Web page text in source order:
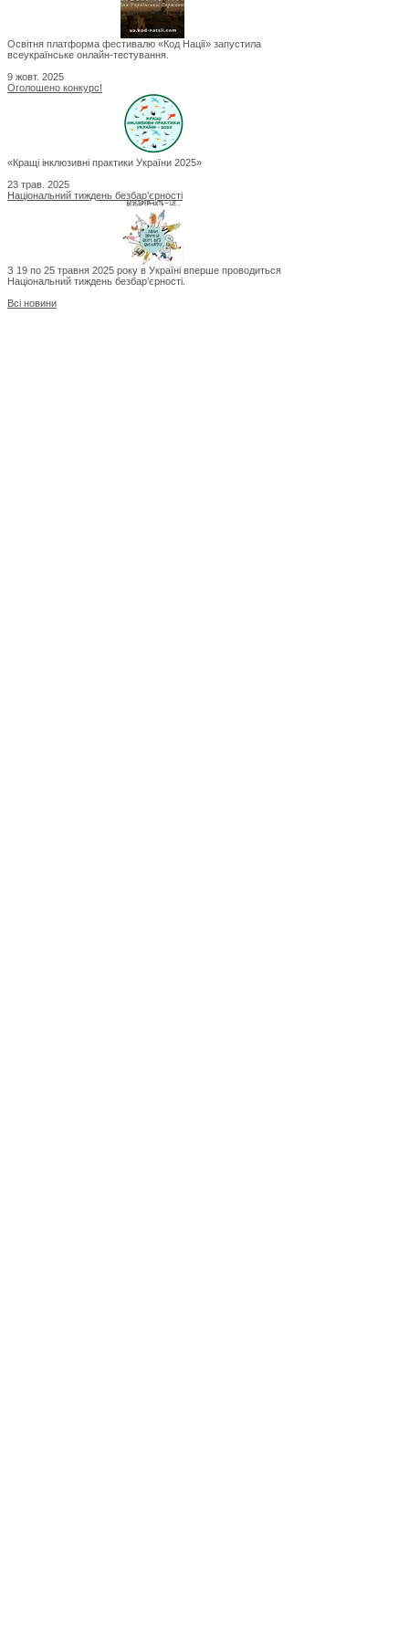
Освітня платформа фестивалю «Код Нації» запустила
всеукраїнське онлайн-тестування.
9 жовт. 2025
Оголошено конкурс!
«Кращі інклюзивні практики України 2025»
23 трав. 2025
Національний тиждень безбар’єрності
З 19 по 25 травня 2025 року в Україні вперше проводиться
Національний тиждень безбар’єрності.
Всі новини